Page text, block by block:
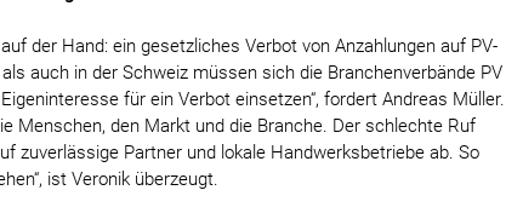
der Hand: ein gesetzliches Verbot von Anzahlungen auf PV-
auch in der Schweiz müssen sich die Branchenverbände PV
für ein Verbot einsetzen“, fordert Andreas Müller.
Menschen, den Markt und die Branche. Der schlechte Ruf
zuverlässige Partner und lokale Handwerksbetriebe ab. So
ist Veronik überzeugt.